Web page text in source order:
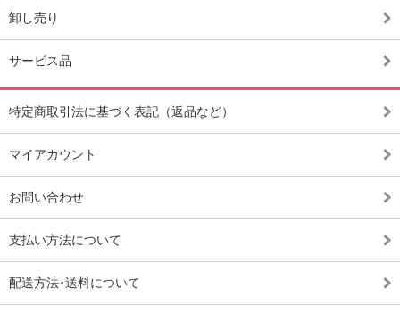
卸し売り
サービス品
特定商取引法に基づく表記（返品など）
マイアカウント
お問い合わせ
支払い方法について
配送方法･送料について